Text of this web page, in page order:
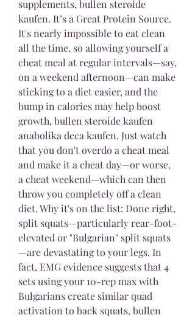
supplements, bullen steroide
kaufen. It’s a Great Protein Source.
It's nearly impossible to eat clean
all the time, so allowing yourself a
cheat meal at regular intervals—say,
on a weekend afternoon—can make
sticking to a diet easier, and the
bump in calories may help boost
growth, bullen steroide kaufen
anabolika deca kaufen. Just watch
that you don't overdo a cheat meal
and make it a cheat day—or worse,
a cheat weekend—which can then
throw you completely off a clean
diet. Why it's on the list: Done right,
split squats—particularly rear-foot-
elevated or "Bulgarian" split squats
—are devastating to your legs. In
fact, EMG evidence suggests that 4
sets using your 10-rep max with
Bulgarians create similar quad
activation to back squats, bullen